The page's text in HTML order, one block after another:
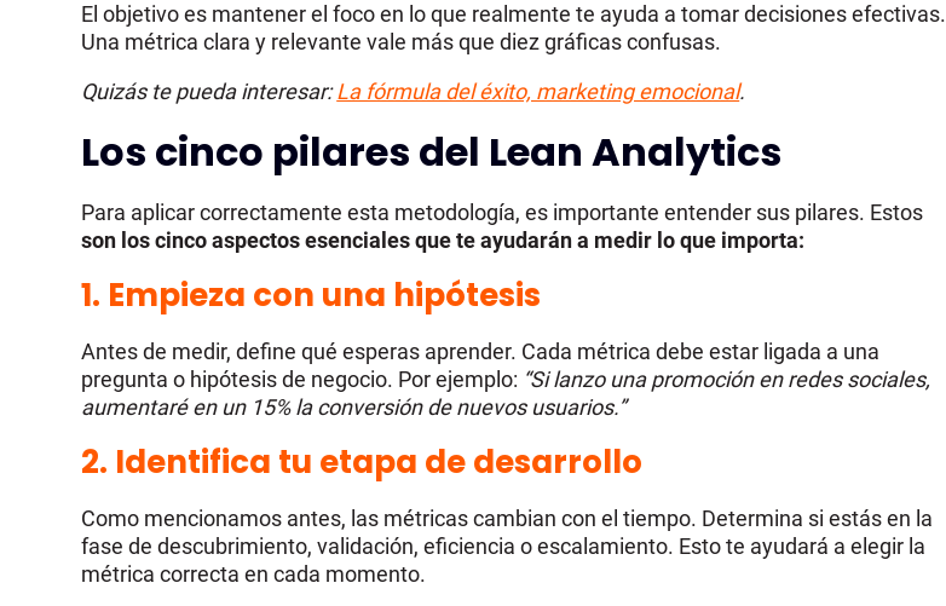
El objetivo es mantener el foco en lo que realmente te ayuda a tomar decisiones efectivas.
Una métrica clara y relevante vale más que diez gráficas confusas.
Quizás te pueda interesar:La fórmula del éxito, marketing emocional.
Los cinco pilares del Lean Analytics
Para aplicar correctamente esta metodología, es importante entender sus pilares. Estos
son los cinco aspectos esenciales que te ayudarán a medir lo que importa:
1. Empieza con una hipótesis
Antes de medir, define qué esperas aprender. Cada métrica debe estar ligada a una
pregunta o hipótesis de negocio. Por ejemplo: “Si lanzo una promoción en redes sociales,
aumentaré en un 15% la conversión de nuevos usuarios.”
2. Identifica tu etapa de desarrollo
Como mencionamos antes, las métricas cambian con el tiempo. Determina si estás en la
fase de descubrimiento, validación, eficiencia o escalamiento. Esto te ayudará a elegir la
métrica correcta en cada momento.